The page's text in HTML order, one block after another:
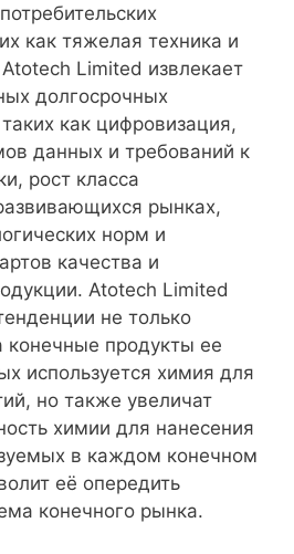
как тяжелая техника и
Limited извлекает
долгосрочных
как цифровизация,
данных и требований к
рост класса
рынках,
норм и
качества и
Atotech Limited
не только
конечные продукты ее
используется химия для
но также увеличат
химии для нанесения
в каждом конечном
её опередить
конечного рынка.